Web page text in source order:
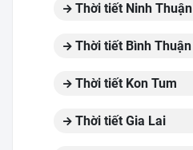
Thời tiết Ninh Thuận
Thời tiết Bình Thuận
Thời tiết Kon Tum
Thời tiết Gia Lai